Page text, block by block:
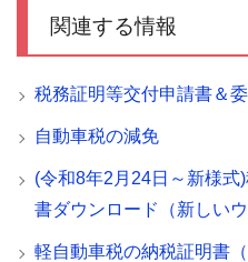
関連する情報
税務証明等交付申請書＆
自動車税の減免
(令和8年2月24日～新様
書ダウンロード（新しい
軽自動車税の納税証明書